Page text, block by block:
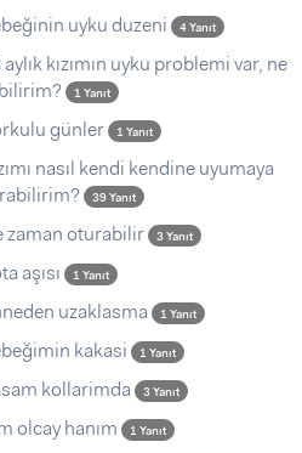
uyku duzeni 4 Yanıt
kızımın uyku problemi var, ne
1 Yanıt
günler 1 Yanıt
nasıl kendi kendine uyumaya
39 Yanıt
zaman oturabilir 3 Yanıt
aşısı 1 Yanıt
uzaklasma 1 Yanıt
kakasi 1 Yanıt
kollarimda 3 Yanıt
olcay hanım 1 Yanıt